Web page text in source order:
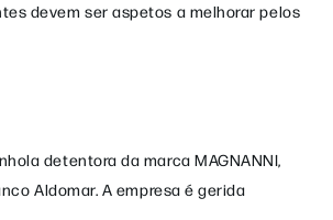
devem ser aspetos a melhorar pelos
detentora da marca MAGNANNI,
Aldomar. A empresa é gerida